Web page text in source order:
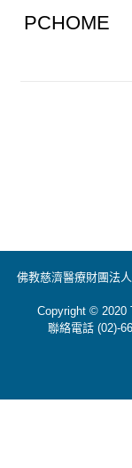
PCHOME
佛教慈濟醫療財團法
Copyright © 2020
聯絡電話 (02)-